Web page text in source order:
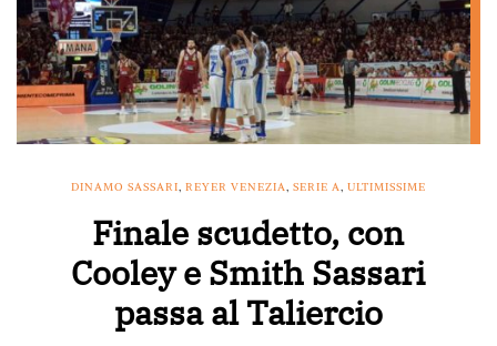
DINAMO SASSARI, REYER VENEZIA, SERIE A, ULTIMISSIME
Finale scudetto, con
Cooley e Smith Sassari
passa al Taliercio